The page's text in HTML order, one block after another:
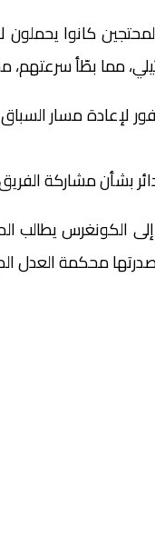
كانوا
مما بطّأ
لإعادة مسار
بشأن مشاركة
الكونغرس يطالب
أصدرتها محكمة العدل